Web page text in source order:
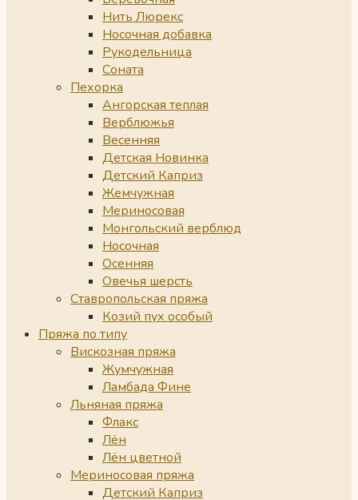
Нить Люрекс
Носочная добавка
Рукодельница
Соната
Пехорка
Ангорская теплая
Верблюжья
Весенняя
Детская Новинка
Детский Каприз
Жемчужная
Мериносовая
Монгольский верблюд
Носочная
Осенняя
Овечья шерсть
Ставропольская пряжа
Козий пух особый
Пряжа по типу
Вискозная пряжа
Жумчужная
Ламбада Фине
Льняная пряжа
Флакс
Лён
Лён цветной
Мериносовая пряжа
Детский Каприз